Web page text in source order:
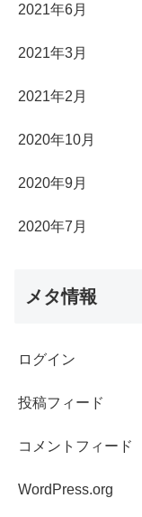
2021年6月
2021年3月
2021年2月
2020年10月
2020年9月
2020年7月
メタ情報
ログイン
投稿フィード
コメントフィード
WordPress.org